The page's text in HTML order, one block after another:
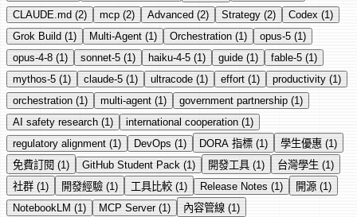
CLAUDE.md (2) mcp (2) Advanced (2) Strategy (2) Codex (1)
Grok Build (1) Multi-Agent (1) Orchestration (1) opus-5 (1)
opus-4-8 (1) sonnet-5 (1) haiku-4-5 (1) guide (1) fable-5 (1)
mythos-5 (1) claude-5 (1) ultracode (1) effort (1) productivity (1)
orchestration (1) multi-agent (1) government partnership (1)
AI safety research (1) international cooperation (1)
regulatory alignment (1) DevOps (1) DORA 指標 (1) 學生優惠 (1)
免費訂閱 (1) GitHub Student Pack (1) 開發工具 (1) 台灣學生 (1)
社群 (1) 開發經驗 (1) 工具比較 (1) Release Notes (1) 開源 (1)
NotebookLM (1) MCP Server (1) 內容管線 (1)